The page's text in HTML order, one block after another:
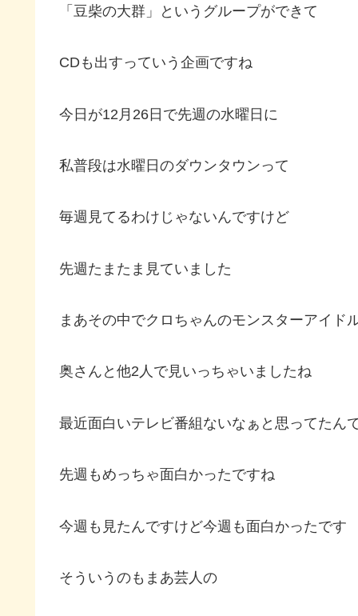
「豆柴の大群」というグループができて
CDも出すっていう企画ですね
今日が12月26日で先週の水曜日に
私普段は水曜日のダウンタウンって
毎週見てるわけじゃないんですけど
先週たまたま見ていました
まあその中でクロちゃんのモンスターアイド
奥さんと他2人で見いっちゃいましたね
最近面白いテレビ番組ないなぁと思ってたん
先週もめっちゃ面白かったですね
今週も見たんですけど今週も面白かったです
そういうのもまあ芸人の